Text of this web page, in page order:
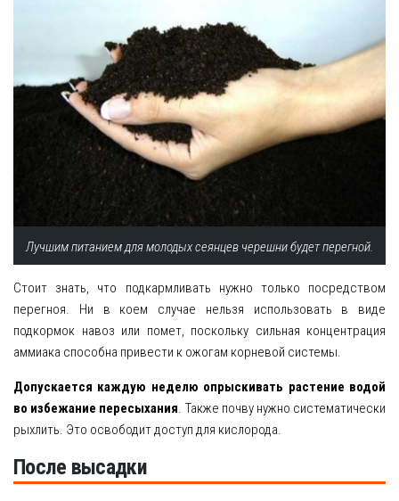
Лучшим питанием для молодых сеянцев черешни будет перегной.
Стоит знать, что подкармливать нужно только посредством
перегноя. Ни в коем случае нельзя использовать в виде
подкормок навоз или помет, поскольку сильная концентрация
аммиака способна привести к ожогам корневой системы.
Допускается каждую неделю опрыскивать растение водой
во избежание пересыхания. Также почву нужно систематически
рыхлить. Это освободит доступ для кислорода.
После высадки